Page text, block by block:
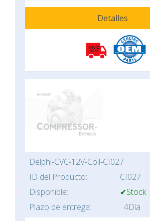
Detalles
Delphi-CVC-12V-Coil-CI027
ID del Producto:
CI027
Disponible:
✔Stock
Plazo de entrega:
4Día